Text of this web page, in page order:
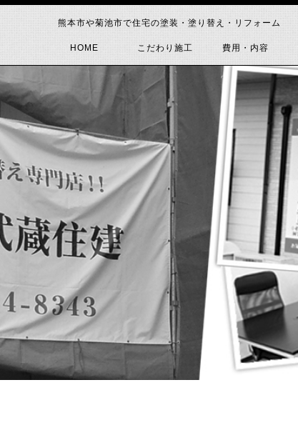
HOME こだわり施工 費用・内容
熊本市や菊池市で住宅の塗装・塗り替え・リフォーム